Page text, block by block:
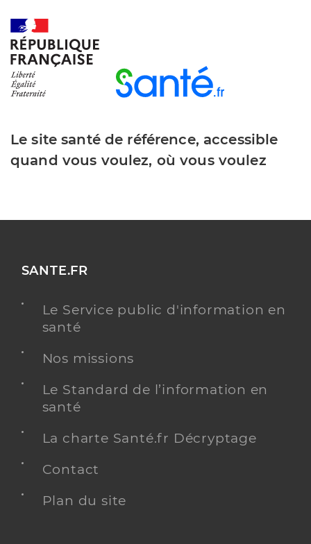
Le site santé de référence, accessible
quand vous voulez, où vous voulez
SANTE.FR
Le Service public d'information en
santé
Nos missions
Le Standard de l’information en
santé
La charte Santé.fr Décryptage
Contact
Plan du site